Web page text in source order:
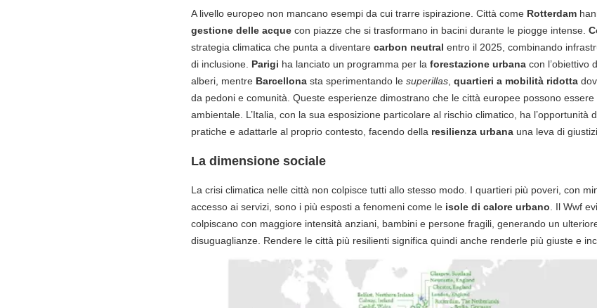
A livello europeo non mancano esempi da cui trarre ispirazione. Città come Rotterdam
gestione delle acque con piazze che si trasformano in bacini durante le piogge intense.
strategia climatica che punta a diventare carbon neutral entro il 2025, combinando
di inclusione. Parigi ha lanciato un programma per la forestazione urbana con l’obiettivo
alberi, mentre Barcellona sta sperimentando le superillas quartieri a mobilità ridotta
da pedoni e comunità. Queste esperienze dimostrano che le città europee possono
ambientale. L’Italia, con la sua esposizione particolare al rischio climatico, ha l’opportunità
pratiche e adattarle al proprio contesto, facendo della resilienza urbana una leva di
La dimensione sociale
La crisi climatica nelle città non colpisce tutti allo stesso modo. I quartieri più poveri, con
accesso ai servizi, sono i più esposti a fenomeni come le isole di calore urbano. Il Wwf
colpiscano con maggiore intensità anziani, bambini e persone fragili, generando un
disuguaglianze. Rendere le città più resilienti significa quindi anche renderle più giuste e